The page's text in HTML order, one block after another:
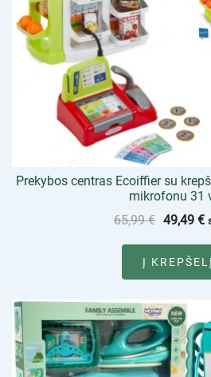
Prekybos centras Ecoiffier su
mikrofonu 31
65,99€ 49,49 €
Į KREPŠELĮ